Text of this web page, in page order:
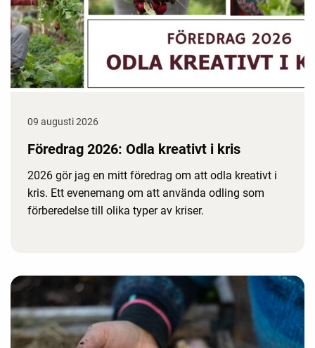
09 augusti 2026
Föredrag 2026: Odla kreativt i kris
2026 gör jag en mitt föredrag om att odla kreativt i
kris. Ett evenemang om att använda odling som
förberedelse till olika typer av kriser.